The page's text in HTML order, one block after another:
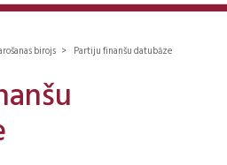
birojs > Partiju finanšu datubāze